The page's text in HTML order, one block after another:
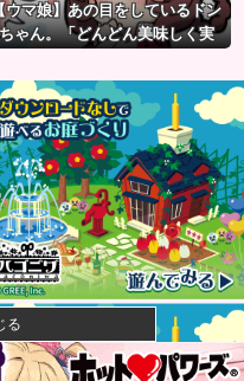
ウマ娘】あの目をしているドン
ゃん。「どんどん美味しく実
る